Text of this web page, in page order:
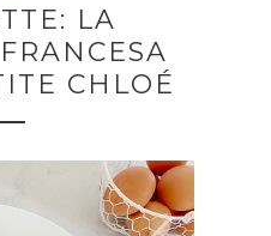
LA
CHLOÉ